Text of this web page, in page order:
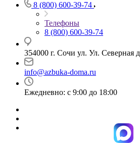
8 (800) 600-39-74
Телефоны
8 (800) 600-39-74
354000 г. Сочи ул. Ул. Северная
info@azbuka-doma.ru
Ежедневно: с 9:00 до 18:00